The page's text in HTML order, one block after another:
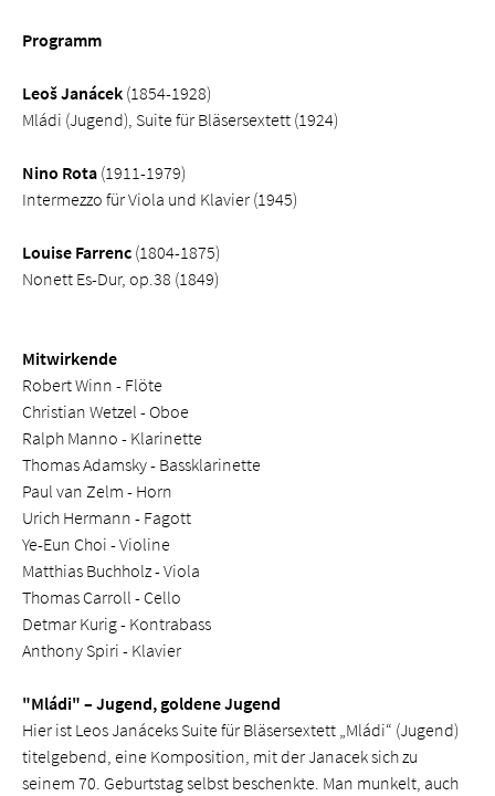
Programm
Leoš Janácek (1854-1928)
Mládi (Jugend), Suite für Bläsersextett (1924)
Nino Rota (1911-1979)
Intermezzo für Viola und Klavier (1945)
Louise Farrenc (1804-1875)
Nonett Es-Dur, op.38 (1849)
Mitwirkende
Robert Winn - Flöte
Christian Wetzel - Oboe
Ralph Manno - Klarinette
Thomas Adamsky - Bassklarinette
Paul van Zelm - Horn
Urich Hermann - Fagott
Ye-Eun Choi - Violine
Matthias Buchholz - Viola
Thomas Carroll - Cello
Detmar Kurig - Kontrabass
Anthony Spiri - Klavier
"Mládi" – Jugend, goldene Jugend
Hier ist Leos Janáceks Suite für Bläsersextett „Mládi“ (Jugend)
titelgebend, eine Komposition, mit der Janacek sich zu
seinem 70. Geburtstag selbst beschenkte. Man munkelt, auch